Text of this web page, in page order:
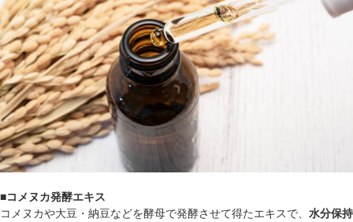
■コメヌカ発酵エキス
コメヌカや大豆・納豆などを酵母で発酵させて得たエキスで、 水分保持